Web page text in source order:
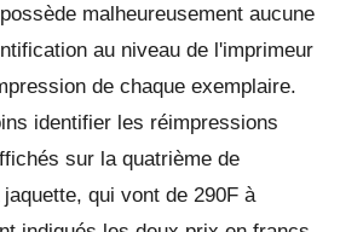
malheureusement aucune
au niveau de l'imprimeur
de chaque exemplaire.
identifier les réimpressions
sur la quatrième de
qui vont de 290F à